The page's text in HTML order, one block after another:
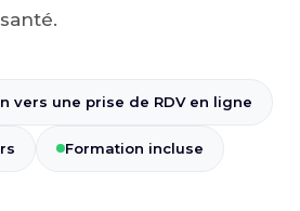
vers une prise de RDV en ligne
Formation incluse